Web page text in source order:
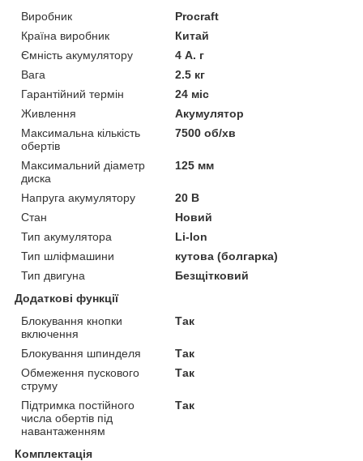
Виробник
Procraft
Країна виробник
Китай
Ємність акумулятору
4 А. г
Вага
2.5 кг
Гарантійний термін
24 міс
Живлення
Акумулятор
Максимальна кількість
обертів
7500 об/хв
Максимальний діаметр
диска
125 мм
Напруга акумулятору
20 В
Стан
Новий
Тип акумулятора
Li-Ion
Тип шліфмашини
кутова (болгарка)
Тип двигуна
Безщітковий
Додаткові функції
Блокування кнопки
включення
Так
Блокування шпинделя
Так
Обмеження пускового
струму
Так
Підтримка постійного
числа обертів під
навантаженням
Так
Комплектація